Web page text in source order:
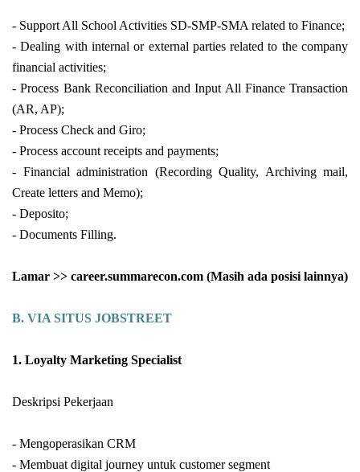
- Support All School Activities SD-SMP-SMA related to Finance;
- Dealing with internal or external parties related to the company
financial activities;
- Process Bank Reconciliation and Input All Finance Transaction
(AR, AP);
- Process Check and Giro;
- Process account receipts and payments;
- Financial administration (Recording Quality, Archiving mail,
Create letters and Memo);
- Deposito;
- Documents Filling.
Lamar >> career.summarecon.com (Masih ada posisi lainnya)
B. VIA SITUS JOBSTREET
1. Loyalty Marketing Specialist
Deskripsi Pekerjaan
- Mengoperasikan CRM
- Membuat digital journey untuk customer segment